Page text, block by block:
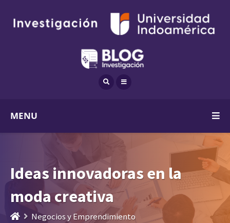
MENU
Ideas innovadoras en la
moda creativa
Negocios y Emprendimiento